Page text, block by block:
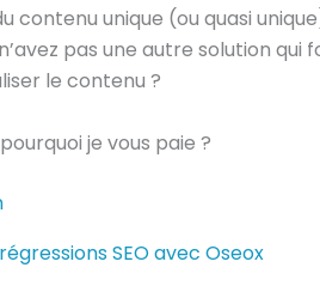
contenu unique (ou quasi
n’avez pas une autre solution
le contenu ?
je vous paie ?
SEO avec Oseox